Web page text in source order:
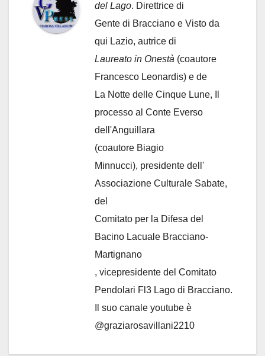
del Lago. Direttrice di
Gente di Bracciano e Visto da
qui Lazio, autrice di
Laureato in Onestà (coautore
Francesco Leonardis) e de
La Notte delle Cinque Lune, Il
processo al Conte Everso
dell'Anguillara
(coautore Biagio
Minnucci), presidente dell'
Associazione Culturale Sabate,
del
Comitato per la Difesa del
Bacino Lacuale Bracciano-
Martignano
, vicepresidente del Comitato
Pendolari Fl3 Lago di Bracciano.
Il suo canale youtube è
@graziarosavillani2210